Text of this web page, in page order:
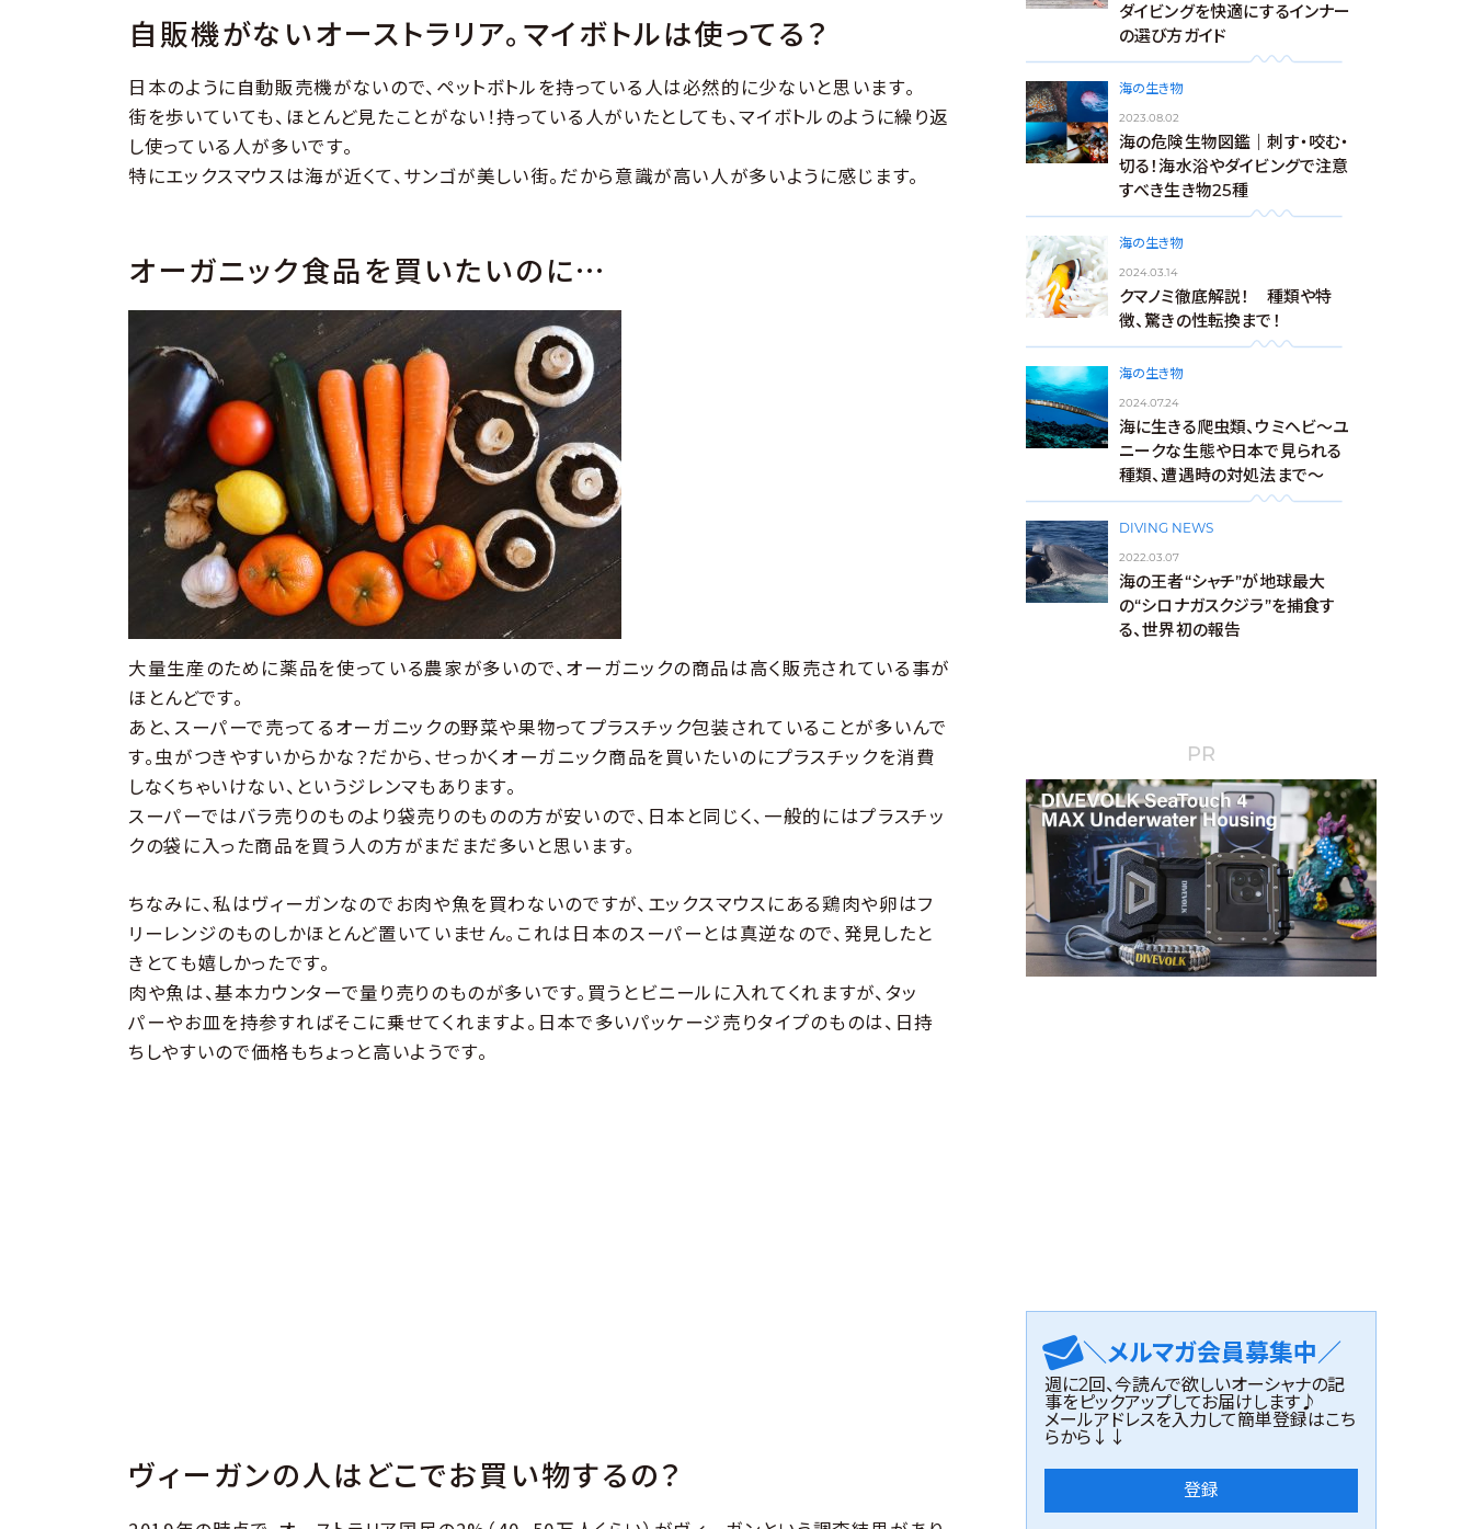
自販機がないオーストラリア。マイボトルは使ってる？
日本のように自動販売機がないので、ペットボトルを持っている人は必然的に少ないと思います。
街を歩いていても、ほとんど見たことがない！持っている人がいたとしても、マイボトルのように繰り返
し使っている人が多いです。
特にエックスマウスは海が近くて、サンゴが美しい街。だから意識が高い人が多いように感じます。
オーガニック食品を買いたいのに…
大量生産のために薬品を使っている農家が多いので、オーガニックの商品は高く販売されている事が
ほとんどです。
あと、スーパーで売ってるオーガニックの野菜や果物ってプラスチック包装されていることが多いんで
す。虫がつきやすいからかな？だから、せっかくオーガニック商品を買いたいのにプラスチックを消費
しなくちゃいけない、というジレンマもあります。
スーパーではバラ売りのものより袋売りのものの方が安いので、日本と同じく、一般的にはプラスチッ
クの袋に入った商品を買う人の方がまだまだ多いと思います。
ちなみに、私はヴィーガンなのでお肉や魚を買わないのですが、エックスマウスにある鶏肉や卵はフ
リーレンジのものしかほとんど置いていません。これは日本のスーパーとは真逆なので、発見したと
きとても嬉しかったです。
肉や魚は、基本カウンターで量り売りのものが多いです。買うとビニールに入れてくれますが、タッ
パーやお皿を持参すればそこに乗せてくれますよ。日本で多いパッケージ売りタイプのものは、日持
ちしやすいので価格もちょっと高いようです。
ヴィーガンの人はどこでお買い物するの？
ダイビングを快適にするインナー
の選び方ガイド
海の生き物
2023.08.02
海の危険生物図鑑｜刺す・咬む・
切る！海水浴やダイビングで注意
すべき生き物25種
海の生き物
2024.03.14
クマノミ徹底解説！ 種類や特
徴、驚きの性転換まで！
海の生き物
2024.07.24
海に生きる爬虫類、ウミヘビ～ユ
ニークな生態や日本で見られる
種類、遭遇時の対処法まで～
DIVING NEWS
2022.03.07
海の王者“シャチ”が地球最大
の“シロナガスクジラ”を捕食す
る、世界初の報告
PR
＼メルマガ会員募集中／
週に2回、今読んで欲しいオーシャナの記
事をピックアップしてお届けします♪
メールアドレスを入力して簡単登録はこち
らから↓↓
登録